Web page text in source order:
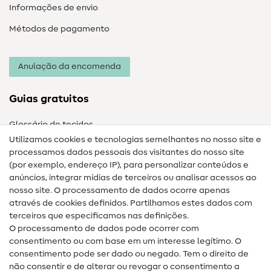
Informações de envio
Métodos de pagamento
Anulação da encomenda
Guias gratuitos
Glossário de tecidos
Guias de costura
Ajuda e contacto
Contacto
Mudança de proprietário
Perguntas frequentes (FAQ)
Utilizamos cookies e tecnologias semelhantes no nosso site e
processamos dados pessoais dos visitantes do nosso site
(por exemplo, endereço IP), para personalizar conteúdos e
anúncios, integrar mídias de terceiros ou analisar acessos ao
nosso site. O processamento de dados ocorre apenas
através de cookies definidos. Partilhamos estes dados com
terceiros que especificamos nas definições.
O processamento de dados pode ocorrer com
consentimento ou com base em um interesse legítimo. O
consentimento pode ser dado ou negado. Tem o direito de
não consentir e de alterar ou revogar o consentimento a